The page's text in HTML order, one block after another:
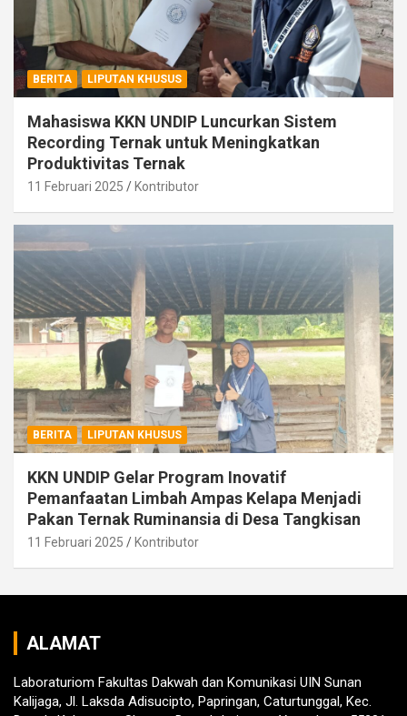
BERITA LIPUTAN KHUSUS
Mahasiswa KKN UNDIP Luncurkan Sistem
Recording Ternak untuk Meningkatkan
Produktivitas Ternak
11 Februari 2025 Kontributor
BERITA LIPUTAN KHUSUS
KKN UNDIP Gelar Program Inovatif
Pemanfaatan Limbah Ampas Kelapa Menjadi
Pakan Ternak Ruminansia di Desa Tangkisan
11 Februari 2025 Kontributor
ALAMAT
Laboraturiom Fakultas Dakwah dan Komunikasi UIN Sunan
Kalijaga, Jl. Laksda Adisucipto, Papringan, Caturtunggal, Kec.